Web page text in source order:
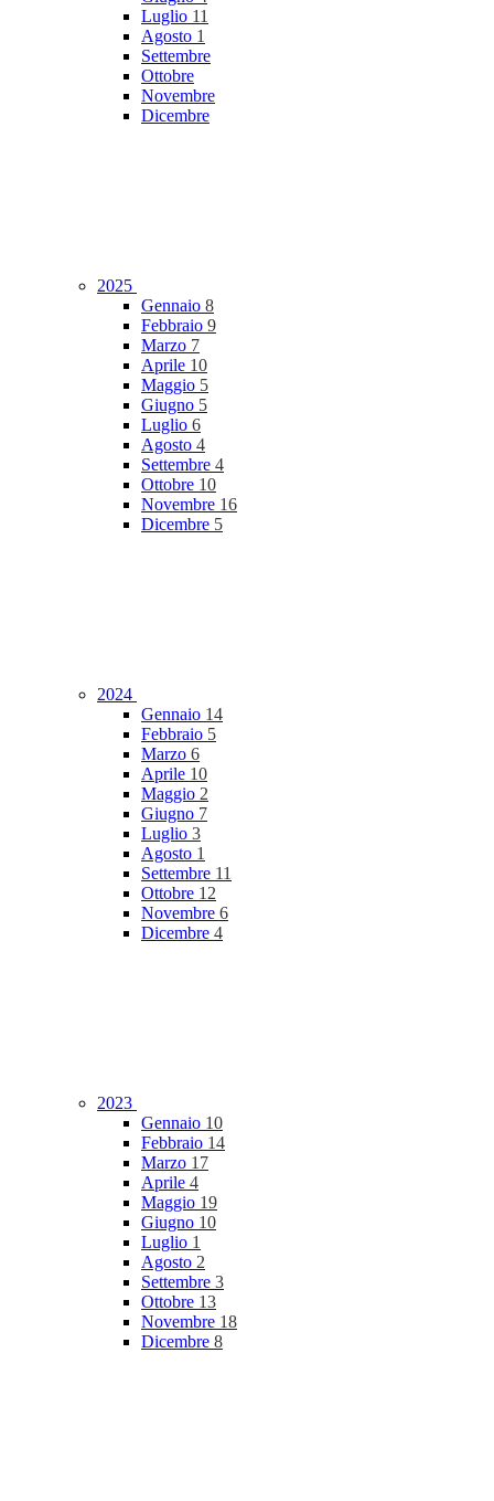
Luglio 11
Agosto 1
Settembre
Ottobre
Novembre
Dicembre
2025
Gennaio 8
Febbraio 9
Marzo 7
Aprile 10
Maggio 5
Giugno 5
Luglio 6
Agosto 4
Settembre 4
Ottobre 10
Novembre 16
Dicembre 5
2024
Gennaio 14
Febbraio 5
Marzo 6
Aprile 10
Maggio 2
Giugno 7
Luglio 3
Agosto 1
Settembre 11
Ottobre 12
Novembre 6
Dicembre 4
2023
Gennaio 10
Febbraio 14
Marzo 17
Aprile 4
Maggio 19
Giugno 10
Luglio 1
Agosto 2
Settembre 3
Ottobre 13
Novembre 18
Dicembre 8